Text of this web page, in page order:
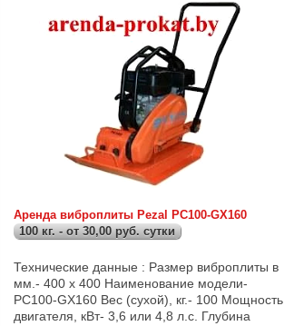
Аренда виброплиты Pezal PC100-GX160
100 кг. - от 30,00 руб. сутки
Технические данные : Размер виброплиты в
мм.- 400 х 400 Наименование модели-
PC100-GX160 Вес (сухой), кг.- 100 Мощность
двигателя, кВт- 3,6 или 4,8 л.с. Глубина